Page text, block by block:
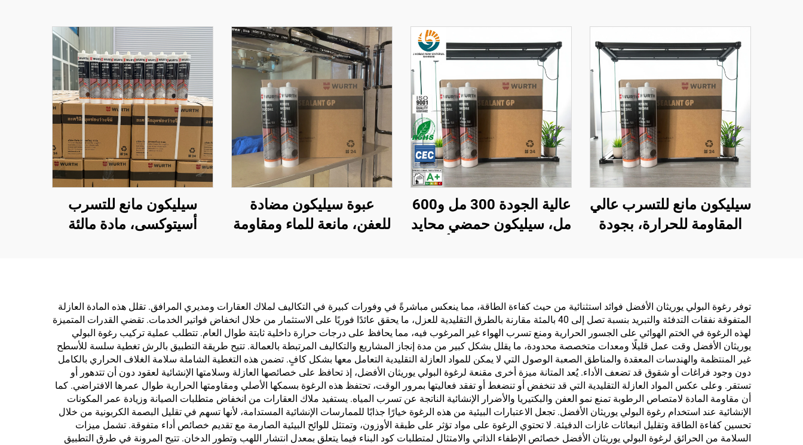
سيليكون مانع للتسرب عالي
المقاومة للحرارة، بجودة
عالية الجودة 300 مل و600
مل، سيليكون حمضي محايد
للبناء
عبوة سيليكون مضادة
للعفن، مانعة للماء ومقاومة
للاستخدام في البناء
سيليكون مانع للتسرب
أسيتوكسى، مادة مالئة
حسب الطلب (OEM)
توفر رغوة البولي يوريثان الأفضل فوائد استثنائية من حيث كفاءة الطاقة، مما ينعكس مباشرةً في وفورات كبيرة في التكاليف لملاك العقارات ومديري المرافق. تقلل هذه المادة العازلة
المتفوقة نفقات التدفئة والتبريد بنسبة تصل إلى 40 بالمئة مقارنة بالطرق التقليدية للعزل، ما يحقق عائدًا فوريًا على الاستثمار من خلال انخفاض فواتير الخدمات. تقضي القدرات المتميزة
لهذه الرغوة في الختم الهوائي على الجسور الحرارية ومنع تسرب الهواء غير المرغوب فيه، مما يحافظ على درجات حرارة داخلية ثابتة طوال العام. تتطلب عملية تركيب رغوة البولي
يوريثان الأفضل وقت عمل قليلًا ومعدات متخصصة محدودة، ما يقلل بشكل كبير من مدة إنجاز المشاريع والتكاليف المرتبطة بالعمالة. تتيح طريقة التطبيق بالرش تغطية سلسة للأسطح
غير المنتظمة والهندسات المعقدة والمناطق الصعبة الوصول التي لا يمكن للمواد العازلة التقليدية التعامل معها بشكل كافٍ. تضمن هذه التغطية الشاملة سلامة الغلاف الحراري بالكامل
دون وجود فراغات أو شقوق قد تضعف الأداء. يُعد المتانة ميزة أخرى مقنعة لرغوة البولي يوريثان الأفضل، إذ تحافظ على خصائصها العازلة وسلامتها الإنشائية لعقود دون أن تتدهور أو
تستقر. وعلى عكس المواد العازلة التقليدية التي قد تنخفض أو تنضغط أو تفقد فعاليتها بمرور الوقت، تحتفظ هذه الرغوة بسمكها الأصلي ومقاومتها الحرارية طوال عمرها الافتراضي. كما
أن مقاومة المادة لامتصاص الرطوبة تمنع نمو العفن والبكتيريا والأضرار الإنشائية الناتجة عن تسرب المياه. يستفيد ملاك العقارات من انخفاض متطلبات الصيانة وزيادة عمر المكونات
الإنشائية عند استخدام رغوة البولي يوريثان الأفضل. تجعل الاعتبارات البيئية من هذه الرغوة خيارًا جذابًا للممارسات الإنشائية المستدامة، لأنها تسهم في تقليل البصمة الكربونية من خلال
تحسين كفاءة الطاقة وتقليل انبعاثات غازات الدفيئة. لا تحتوي الرغوة على مواد تؤثر على طبقة الأوزون، وتمتثل للوائح البيئية الصارمة مع تقديم خصائص أداء متفوقة. تشمل ميزات
السلامة من الحرائق لرغوة البولي يوريثان الأفضل خصائص الإطفاء الذاتي والامتثال لمتطلبات كود البناء فيما يتعلق بمعدل انتشار اللهب وتطور الدخان. تتيح المرونة في طرق التطبيق